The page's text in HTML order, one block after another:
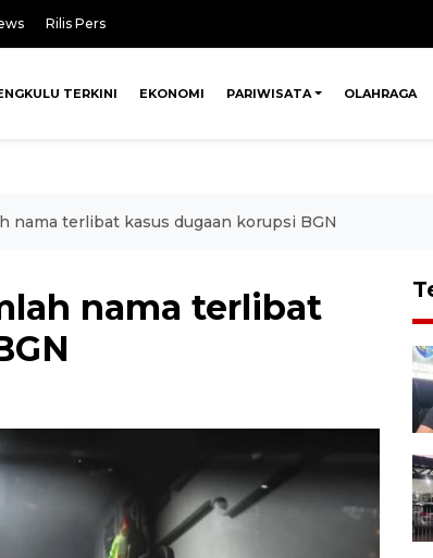
Rilis Pers
TERKINI EKONOMI PARIWISATA OLAHRAGA
nama terlibat kasus dugaan korupsi BGN
nama terlibat